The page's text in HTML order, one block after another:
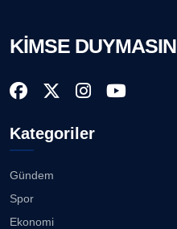
KİMSE DUYMASIN
Kategoriler
Gündem
Spor
Ekonomi